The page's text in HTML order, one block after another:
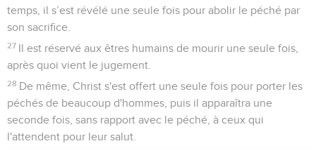
temps, il s’est révélé une seule fois pour abolir le péché par
son sacrifice.
27 Il est réservé aux êtres humains de mourir une seule fois,
après quoi vient le jugement.
28 De même, Christ s'est offert une seule fois pour porter les
péchés de beaucoup d'hommes, puis il apparaîtra une
seconde fois, sans rapport avec le péché, à ceux qui
l'attendent pour leur salut.